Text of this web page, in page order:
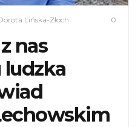
Lińska-Złoch 0
nas